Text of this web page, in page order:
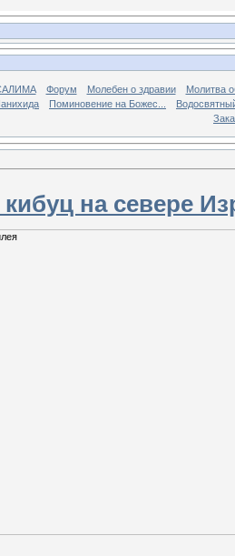
Форум Молебен о здравии
Молитва
Поминовение на Божес...
на севере